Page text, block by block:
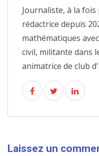
Journaliste, à la
rédactrice depuis
mathématiques
civil, militante dans
animatrice de club
Laissez un